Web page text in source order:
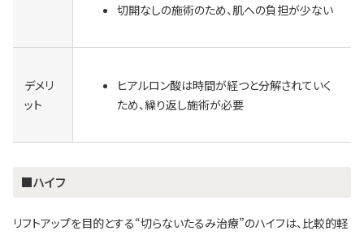
切開なしの施術のため、肌への負担が少ない
デメリ
ット
ヒアルロン酸は時間が経つと分解されていく
ため、繰り返し施術が必要
■ハイフ
リフトアップを目的とする“切らないたるみ治療”のハイフは、比較的軽